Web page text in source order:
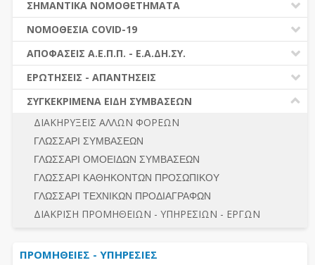
ΣΗΜΑΝΤΙΚΑ ΝΟΜΟΘΕΤΗΜΑΤΑ
ΔΗΜΟΣΙΕΣ ΣΥΜΒΑΣΕΙΣ (Ν. 4412/2016)
ΔΗΜΟΤΙΚΟΣ ΚΩΔΙΚΑΣ (Ν.3463/2006)
ΚΑΛΛΙΚΡΑΤΗΣ (Ν.3852/2010)
ΝΟΜΟΘΕΣΙΑ - ΝΟΜΟΛΟΓΙΑ (ΣΥΝΟΛΟ)
ΝΟΜΟΘΕΣΙΑ COVID-19
ΝΟΜΟΘΕΣΙΑ - ΝΟΜΟΛΟΓΙΑ COVID -19
ΕΡΩΤΗΣΕΙΣ - ΑΠΑΝΤΗΣΕΙΣ
ΑΠΟΦΑΣΕΙΣ Α.Ε.Π.Π. - Ε.Α.ΔΗ.ΣΥ.
ΠΡΟΔΙΚΑΣΤΙΚΗ ΠΡΟΣΦΥΓΗ
ΓΕΝΙΚΟΙ ΚΑΝΟΝΕΣ
ΔΙΚΑΙΟΥΜΕΝΟΙ ΣΥΜΜΕΤΟΧΗΣ
ΠΡΟΣΦΟΡΕΣ – ΔΙΚΑΙΟΛΟΓΗΤΙΚΑ ΣΥΜΜΕΤΟΧΗΣ
ΔΙΕΞΑΓΩΓΗ ΔΙΑΔΙΚΑΣΙΑΣ
ΕΣΗΔΗΣ – ΚΗΜΔΗΣ
ΠΕΡΙΛΗΨΕΙΣ ΑΠΟΦΑΣΕΩΝ Α.Ε.Π.Π. - Ε.Α.ΔΗ.ΣΥ.
ΣΥΝΟΛΟ
ΕΡΩΤΗΣΕΙΣ - ΑΠΑΝΤΗΣΕΙΣ
Ν. 4782/2021 - ΤΡΟΠΟΠΟΙΗΣΗ 4412/2016
ΔΙΕΞΑΓΩΓΗ ΔΙΑΔΙΚΑΣΙΑΣ
ΔΙΑΔΙΚΑΣΙΕΣ ΑΝΑΘΕΣΗΣ
ΓΕΝΙΚΟΙ ΚΑΝΟΝΕΣ
ΠΡΟΕΤΟΙΜΑΣΙΑ - ΔΗΜΟΣΙΟΤΗΤΑ
ΛΟΓΟΙ ΑΠΟΚΛΕΙΣΜΟΥ-ΔΙΚΑΙΟΥΜΕΝΟΙ ΣΥΜΜΕΤΟΧΗΣ
ΠΡΟΣΦΟΡΕΣ - ΔΙΚΑΙΟΛΟΓΗΤΙΚΑ ΣΥΜΜΕΤΟΧΗΣ
ΣΥΓΚΕΚΡΙΜΕΝΑ ΕΙΔΗ ΣΥΜΒΑΣΕΩΝ
ΔΙΑΚΗΡΥΞΕΙΣ ΑΛΛΩΝ ΦΟΡΕΩΝ
ΓΛΩΣΣΑΡΙ ΣΥΜΒΑΣΕΩΝ
ΓΛΩΣΣΑΡΙ ΟΜΟΕΙΔΩΝ ΣΥΜΒΑΣΕΩΝ
ΓΛΩΣΣΑΡΙ ΚΑΘΗΚΟΝΤΩΝ ΠΡΟΣΩΠΙΚΟΥ
ΓΛΩΣΣΑΡΙ ΤΕΧΝΙΚΩΝ ΠΡΟΔΙΑΓΡΑΦΩΝ
ΔΙΑΚΡΙΣΗ ΠΡΟΜΗΘΕΙΩΝ - ΥΠΗΡΕΣΙΩΝ - ΕΡΓΩΝ
ΠΡΟΜΗΘΕΙΕΣ - ΥΠΗΡΕΣΙΕΣ